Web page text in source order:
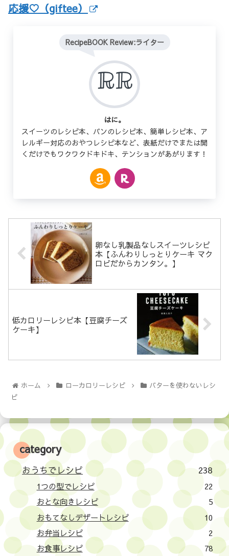
応援♡（giftee）
RecipeBOOK Review:ライター
はに。
スイーツのレシピ本、パンのレシピ本、簡単レシピ本、ア
レルギー対応のおやつレシピ本など、表紙だけでまたは開
くだけでもワクワクドキドキ、テンションがあがります！
卵なし乳製品なしスイーツレシピ
本【ふんわりしっとりケーキ マク
ロビだからカンタン。】
低カロリーレシピ本【豆腐チーズ
ケーキ】
ホーム ローカロリーレシピ
バターを使わないレシ
ピ
category
おうちでレシピ 238
1つの型でレシピ
22
おとな向きレシピ
5
おもてなしデザートレシピ
10
お弁当レシピ
2
お食事レシピ
78